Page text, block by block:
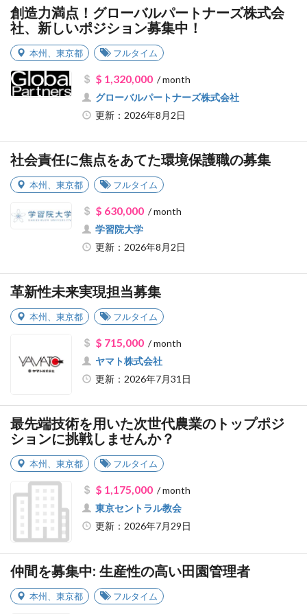
創造力満点！グローバルパートナーズ株式会
社、新しいポジション募集中！
本州 東京都 フルタイム
$ 1,320,000/ month
グローバルパートナーズ株式会社
更新：2026年8月2日
社会責任に焦点をあてた環境保護職の募集
本州 東京都 フルタイム
$ 630,000/ month
学習院大学
更新：2026年8月2日
革新性未来実現担当募集
本州 東京都 フルタイム
$ 715,000/ month
ヤマト株式会社
更新：2026年7月31日
最先端技術を用いた次世代農業のトップポジ
ションに挑戦しませんか？
本州 東京都 フルタイム
$ 1,175,000/ month
東京セントラル教会
更新：2026年7月29日
仲間を募集中: 生産性の高い田園管理者
本州 東京都 フルタイム